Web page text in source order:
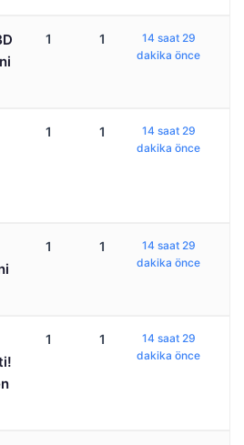
1 1
14 saat 29
dakika önce
1 1
14 saat 29
dakika önce
1 1
14 saat 29
dakika önce
1 1
14 saat 29
dakika önce